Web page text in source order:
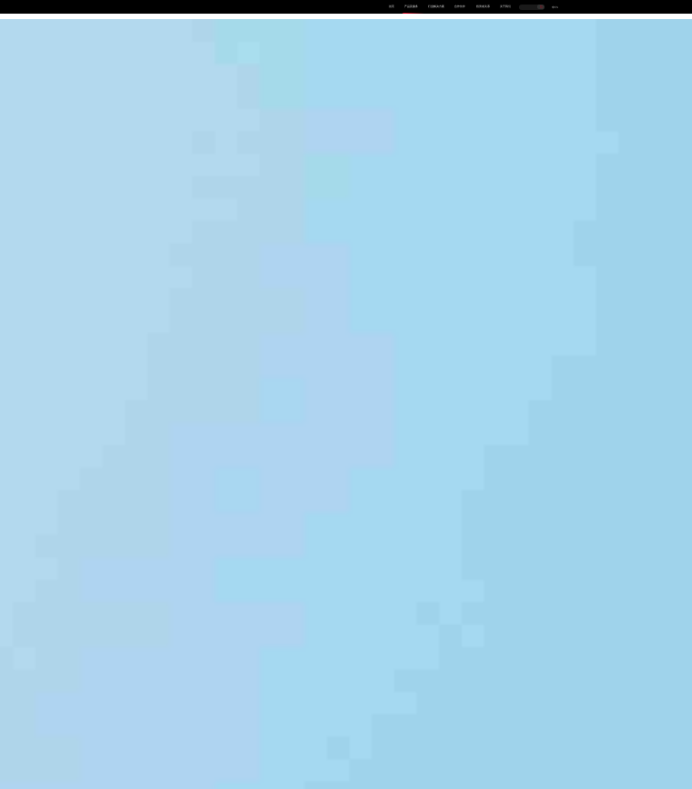
首页 产品及服务 行业解决方案 合作伙伴 投资者关系 关于我们 中EN